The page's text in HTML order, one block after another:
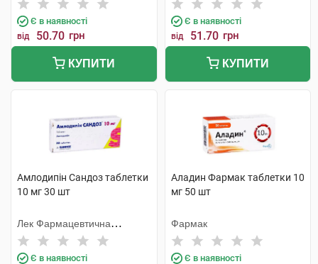
Є в наявності
від 50.70 грн
КУПИТИ
Є в наявності
від 51.70 грн
КУПИТИ
Амлодипін Сандоз таблетки
10 мг 30 шт
Лек Фармацевтична
компанія
Є в наявності
Аладин Фармак таблетки 10
мг 50 шт
Фармак
Є в наявності